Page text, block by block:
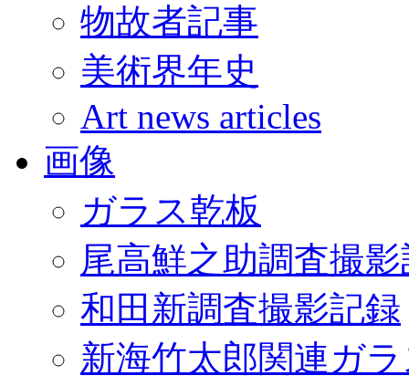
物故者記事
美術界年史
Art news articles
画像
ガラス乾板
尾高鮮之助調査撮
和田新調査撮影記録
新海竹太郎関連ガ